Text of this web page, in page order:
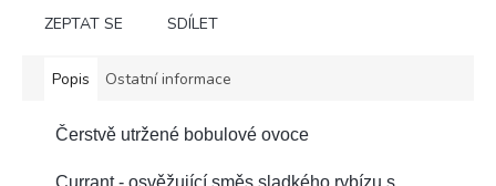
ZEPTAT SE SDÍLET
Popis Ostatní informace
Čerstvě utržené bobulové ovoce
Currant - osvěžující směs sladkého rybízu s